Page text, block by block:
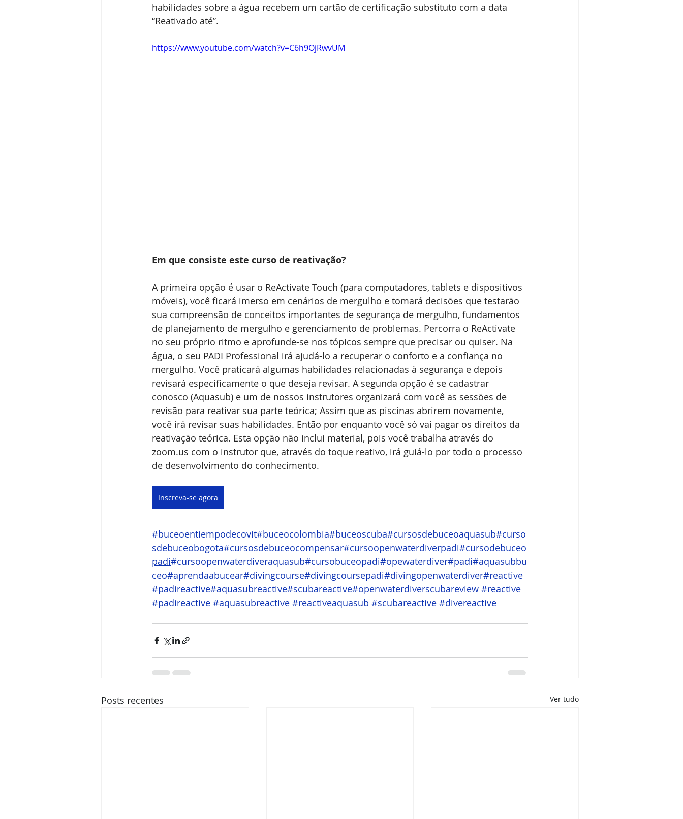
habilidades sobre a água recebem um cartão de certificação substituto com a data
“Reativado até”.
https://www.youtube.com/watch?v=C6h9OjRwvUM
Em que consiste este curso de reativação?
A primeira opção é usar o ReActivate Touch (para computadores, tablets e dispositivos
móveis), você ficará imerso em cenários de mergulho e tomará decisões que testarão
sua compreensão de conceitos importantes de segurança de mergulho, fundamentos
de planejamento de mergulho e gerenciamento de problemas. Percorra o ReActivate
no seu próprio ritmo e aprofunde-se nos tópicos sempre que precisar ou quiser. Na
água, o seu PADI Professional irá ajudá-lo a recuperar o conforto e a confiança no
mergulho. Você praticará algumas habilidades relacionadas à segurança e depois
revisará especificamente o que deseja revisar. A segunda opção é se cadastrar
conosco (Aquasub) e um de nossos instrutores organizará com você as sessões de
revisão para reativar sua parte teórica; Assim que as piscinas abrirem novamente,
você irá revisar suas habilidades. Então por enquanto você só vai pagar os direitos da
reativação teórica. Esta opção não inclui material, pois você trabalha através do
zoom.us com o instrutor que, através do toque reativo, irá guiá-lo por todo o processo
de desenvolvimento do conhecimento.
Inscreva-se agora
#buceoentiempodecovit#buceocolombia#buceoscuba#cursosdebuceoaquasub#curso
sdebuceobogota#cursosdebuceocompensar#cursoopenwaterdiverpadi#cursodebuceo
padi#cursoopenwaterdiveraquasub#cursobuceopadi#opewaterdiver#padi#aquasubbu
ceo#aprendaabucear#divingcourse#divingcoursepadi#divingopenwaterdiver#reactive
#padireactive#aquasubreactive#scubareactive#openwaterdiverscubareview #reactive
#padireactive #aquasubreactive #reactiveaquasub #scubareactive #divereactive
Posts recentes Ver tudo